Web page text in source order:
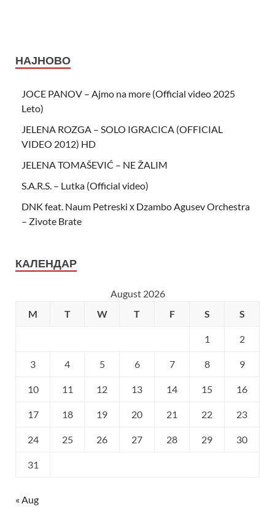
НАЈНОВО
JOCE PANOV – Ajmo na more (Official video 2025
Leto)
JELENA ROZGA – SOLO IGRACICA (OFFICIAL
VIDEO 2012) HD
JELENA TOMAŠEVIĆ – NE ŽALIM
S.A.R.S. – Lutka (Official video)
DNK feat. Naum Petreski х Dzambo Agusev Orchestra
– Zivote Brate
КАЛЕНДАР
August 2026
M
T W T F S S
1 2
3 4 5 6 7 8 9
10 11 12 13 14 15 16
17 18 19 20 21 22 23
24 25 26 27 28 29 30
31
« Aug